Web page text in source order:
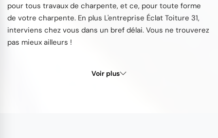
pour tous travaux de charpente, et ce, pour toute forme
de votre charpente. En plus L'entreprise Éclat Toiture 31,
interviens chez vous dans un bref délai. Vous ne trouverez
pas mieux ailleurs !
Voir plus